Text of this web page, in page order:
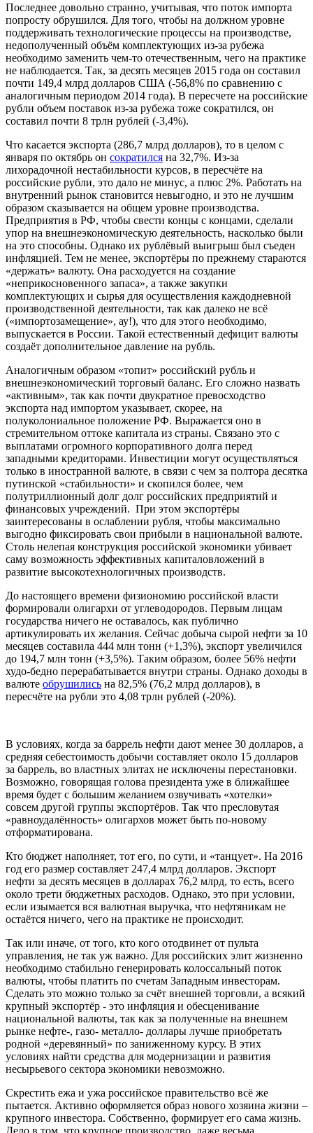
Последнее довольно странно, учитывая, что поток импорта
попросту обрушился. Для того, чтобы на должном уровне
поддерживать технологические процессы на производстве,
недополученный объём комплектующих из-за рубежа
необходимо заменить чем-то отечественным, чего на практике
не наблюдается. Так, за десять месяцев 2015 года он составил
почти 149,4 млрд долларов США (-56,8% по сравнению с
аналогичным периодом 2014 года). В пересчете на российские
рубли объем поставок из-за рубежа тоже сократился, он
составил почти 8 трлн рублей (-3,4%).
Что касается экспорта (286,7 млрд долларов), то в целом с
января по октябрь он сократился на 32,7%. Из-за
лихорадочной нестабильности курсов, в пересчёте на
российские рубли, это дало не минус, а плюс 2%. Работать на
внутренний рынок становится невыгодно, и это не лучшим
образом сказывается на общем уровне производства.
Предприятия в РФ, чтобы свести концы с концами, сделали
упор на внешнеэкономическую деятельность, насколько были
на это способны. Однако их рублёвый выигрыш был съеден
инфляцией. Тем не менее, экспортёры по прежнему стараются
«держать» валюту. Она расходуется на создание
«неприкосновенного запаса», а также закупки
комплектующих и сырья для осуществления каждодневной
производственной деятельности, так как далеко не всё
(«импортозамещение», ау!), что для этого необходимо,
выпускается в России. Такой естественный дефицит валюты
создаёт дополнительное давление на рубль.
Аналогичным образом «топит» российский рубль и
внешнеэкономический торговый баланс. Его сложно назвать
«активным», так как почти двукратное превосходство
экспорта над импортом указывает, скорее, на
полуколониальное положение РФ. Выражается оно в
стремительном оттоке капитала из страны. Связано это с
выплатами огромного корпоративного долга перед
западными кредиторами. Инвестиции могут осуществляться
только в иностранной валюте, в связи с чем за полтора десятка
путинской «стабильности» и скопился более, чем
полутриллионный долг долг российских предприятий и
финансовых учреждений. При этом экспортёры
заинтересованы в ослаблении рубля, чтобы максимально
выгодно фиксировать свои прибыли в национальной валюте.
Столь нелепая конструкция российской экономики убивает
саму возможность эффективных капиталовложений в
развитие высокотехнологичных производств.
До настоящего времени физиономию российской власти
формировали олигархи от углеводородов. Первым лицам
государства ничего не оставалось, как публично
артикулировать их желания. Сейчас добыча сырой нефти за 10
месяцев составила 444 млн тонн (+1,3%), экспорт увеличился
до 194,7 млн тонн (+3,5%). Таким образом, более 56% нефти
худо-бедно перерабатывается внутри страны. Однако доходы в
валюте обрушились на 82,5% (76,2 млрд долларов), в
пересчёте на рубли это 4,08 трлн рублей (-20%).
В условиях, когда за баррель нефти дают менее 30 долларов, а
средняя себестоимость добычи составляет около 15 долларов
за баррель, во властных элитах не исключены перестановки.
Возможно, говорящая голова президента уже в ближайшее
время будет с большим желанием озвучивать «хотелки»
совсем другой группы экспортёров. Так что пресловутая
«равноудалённость» олигархов может быть по-новому
отформатирована.
Кто бюджет наполняет, тот его, по сути, и «танцует». На 2016
год его размер составляет 247,4 млрд долларов. Экспорт
нефти за десять месяцев в долларах 76,2 млрд, то есть, всего
около трети бюджетных расходов. Однако, это при условии,
если изымается вся валютная выручка, что нефтяникам не
остаётся ничего, чего на практике не происходит.
Так или иначе, от того, кто кого отодвинет от пульта
управления, не так уж важно. Для российских элит жизненно
необходимо стабильно генерировать колоссальный поток
валюты, чтобы платить по счетам Западным инвесторам.
Сделать это можно только за счёт внешней торговли, а всякий
крупный экспортёр - это инфляция и обесценивание
национальной валюты, так как за полученные на внешнем
рынке нефте-, газо- металло- доллары лучше приобретать
родной «деревянный» по заниженному курсу. В этих
условиях найти средства для модернизации и развития
несырьевого сектора экономики невозможно.
Скрестить ежа и ужа российское правительство всё же
пытается. Активно оформляется образ нового хозяина жизни –
крупного инвестора. Собственно, формирует его сама жизнь.
Дело в том, что крупное производство, даже весьма